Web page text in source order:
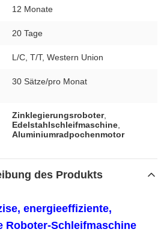
12 Monate
20 Tage
L/C, T/T, Western Union
30 Sätze/pro Monat
Zinklegierungsroboter,
Edelstahlschleifmaschine
Aluminiumradpochenmotor
des Produkts
energieeffiziente,
Roboter-Schleifmaschine